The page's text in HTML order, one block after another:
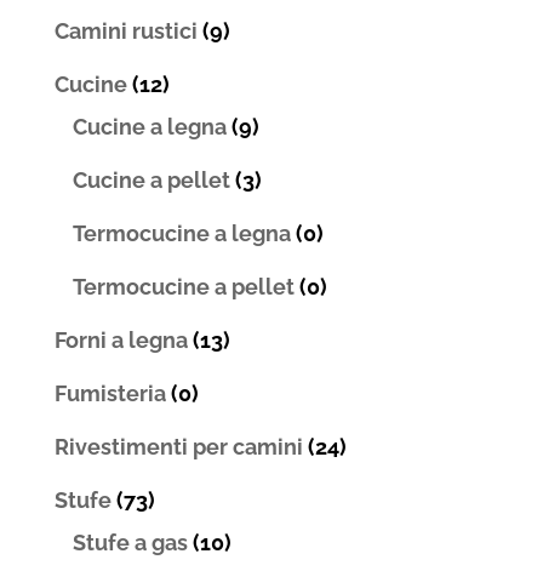
Camini rustici (9)
Cucine (12)
Cucine a legna (9)
Cucine a pellet (3)
Termocucine a legna (0)
Termocucine a pellet (0)
Forni a legna (13)
Fumisteria (0)
Rivestimenti per camini (24)
Stufe (73)
Stufe a gas (10)